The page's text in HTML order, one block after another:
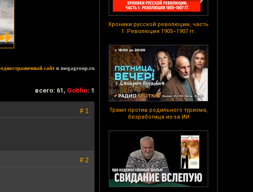
Хроники русской революции, часть
1: Революция 1905–1907 гг.
Трамп против родильного туризма,
безработица из-за ИИ
одностраничный сайтв megagroup.ru
всего: 61, Goblin: 1
# 1
# 2